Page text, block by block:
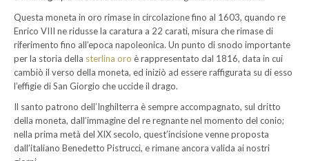
Questa moneta in oro rimase in circolazione fino al 1603, quando re
Enrico VIII ne ridusse la caratura a 22 carati, misura che rimase di
riferimento fino all’epoca napoleonica. Un punto di snodo importante
per la storia della sterlina oro è rappresentato dal 1816, data in cui
cambiò il verso della moneta, ed iniziò ad essere raffigurata su di esso
l’effigie di San Giorgio che uccide il drago.
Il santo patrono dell’Inghilterra è sempre accompagnato, sul dritto
della moneta, dall’immagine del re regnante nel momento del conio;
nella prima metà del XIX secolo, quest’incisione venne proposta
dall’italiano Benedetto Pistrucci, e rimane ancora valida ai nostri